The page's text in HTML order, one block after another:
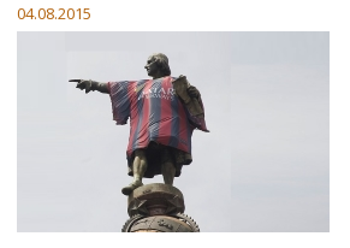
04.08.2015